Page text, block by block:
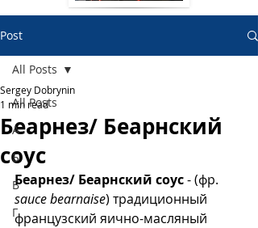
Post
All Posts
А
Б
В
Г
All Posts
Беарнез/ Беарнский
соус
Sergey Dobrynin
1 min read
Беарнез/ Беарнский соус -(фр.
sauce bearnaise) традиционный
французский яично-масляный